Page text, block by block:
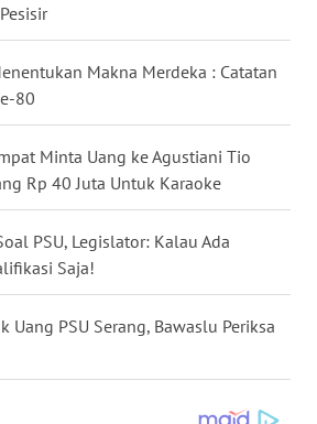
Makna Merdeka : Catatan
80
Minta Uang ke Agustiani Tio
Rp 40 Juta Untuk Karaoke
PSU, Legislator: Kalau Ada
Saja!
Uang PSU Serang, Bawaslu Periksa